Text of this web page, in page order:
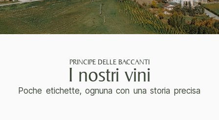
PRINCIPE DELLE BACCANTI
I nostri vini
Poche etichette, ognuna con una storia precisa